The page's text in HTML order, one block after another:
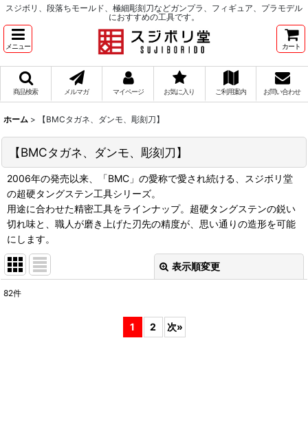
スジボリ、段落ちモールド、極細彫刻刀などガンプラ、フィギュア、プラモデル
におすすめの工具です。
メニュー カート
商品検索 メルマガ マイページ お気に入り ご利用案内 お問い合わせ
ホーム > 【BMCタガネ、ダンモ、彫刻刀】
【BMCタガネ、ダンモ、彫刻刀】
2006年の発売以来、「BMC」の愛称で愛され続ける、スジボリ堂
の超硬タングステン工具シリーズ。
用途に合わせた精密工具をラインナップ。超硬タングステンの鋭い
切れ味と、職人が磨き上げた刃先の精度が、思い通りの造形を可能
にします。
表示順変更
82件
1 2 次»